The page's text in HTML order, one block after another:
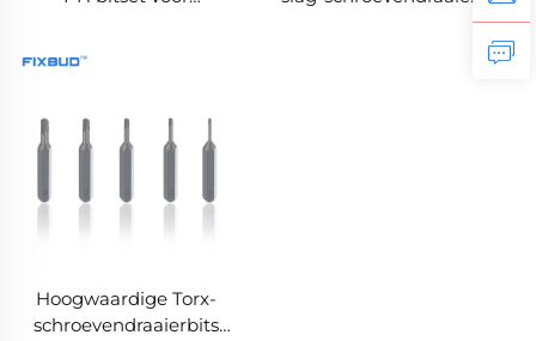
met 1/4" zeskantschacht
Hoogwaardige Torx-
schroevendraaierbits